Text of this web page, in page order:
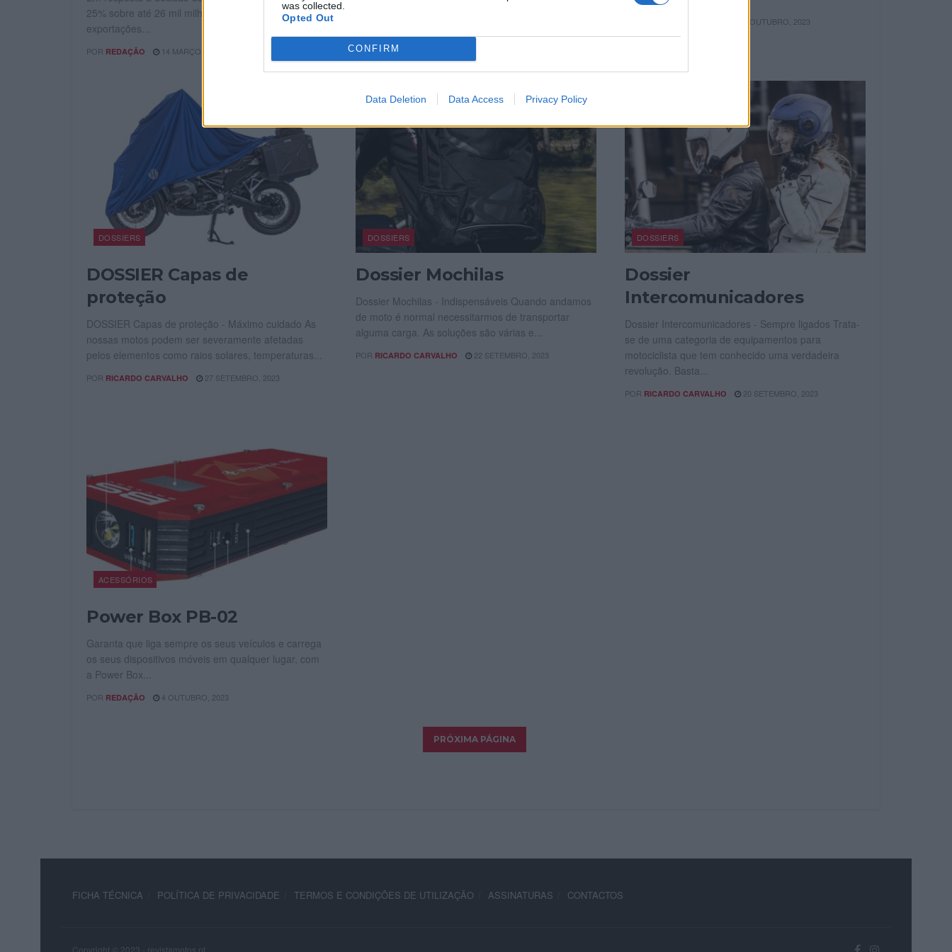
was collected.
Opted Out
CONFIRM
Data Deletion Data Access Privacy Policy
25% sobre até 26 mil milhões de euros de
exportações...
POR REDAÇÃO 14 MARÇO, 2025
organizou o 13.º encontro do Breakfast...
4 OUTUBRO, 2023
DOSSIERS
DOSSIER Capas de
proteção
DOSSIER Capas de proteção - Máximo cuidado As
nossas motos podem ser severamente afetadas
pelos elementos como raios solares, temperaturas...
POR RICARDO CARVALHO 27 SETEMBRO, 2023
DOSSIERS
Dossier Mochilas
Dossier Mochilas - Indispensáveis Quando andamos
de moto é normal necessitarmos de transportar
alguma carga. As soluções são várias e...
POR RICARDO CARVALHO 22 SETEMBRO, 2023
DOSSIERS
Dossier
Intercomunicadores
Dossier Intercomunicadores - Sempre ligados Trata-
se de uma categoria de equipamentos para
motociclista que tem conhecido uma verdadeira
revolução. Basta...
POR RICARDO CARVALHO 20 SETEMBRO, 2023
ACESSÓRIOS
Power Box PB-02
Garanta que liga sempre os seus veículos e carrega
os seus dispositivos móveis em qualquer lugar, com
a Power Box...
POR REDAÇÃO 4 OUTUBRO, 2023
FICHA TÉCNICA POLÍTICA DE PRIVACIDADE TERMOS E CONDIÇÕES DE UTILIZAÇÃO ASSINATURAS CONTACTOS